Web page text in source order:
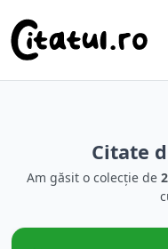
Citate
Am găsit o colecție de